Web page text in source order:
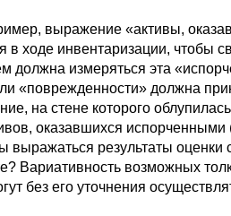
выражение «активы,
ходе инвентаризации, чтобы
должна измеряться эта
«поврежденности» должна
на стене которого
оказавшихся
выражаться результаты
Вариативность возможных
без его уточнения